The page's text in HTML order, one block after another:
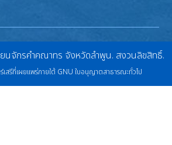
นจักรคำคณาทร จังหวัดลำพูน. สงวนลิขสิทธิ์.
สรีที่เผยแพร่ภายใต้ GNU ใบอนุญาตสาธารณะทั่วไป